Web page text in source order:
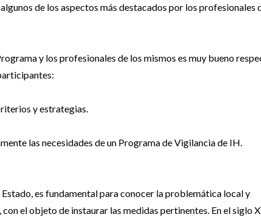
de los aspectos más destacados por los profesionales
y los profesionales de los mismos es muy bueno
y estrategias.
las necesidades de un Programa de Vigilancia de IH.
es fundamental para conocer la problemática local y
el objeto de instaurar las medidas pertinentes. En el siglo